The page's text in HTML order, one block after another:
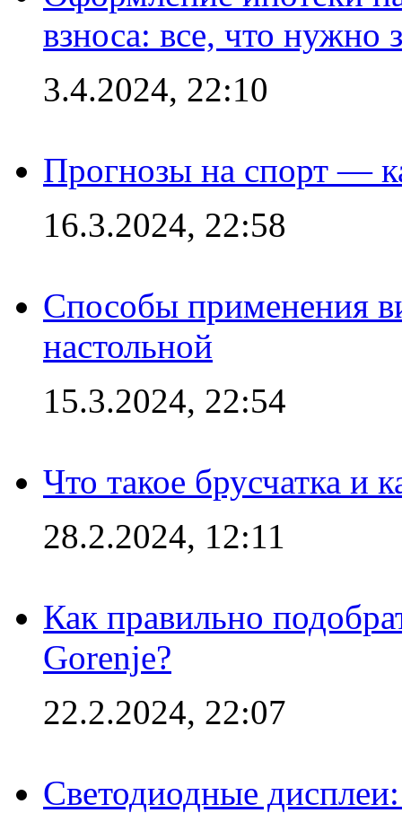
взноса: все, что нужно
3.4.2024, 22:10
Прогнозы на спорт —
16.3.2024, 22:58
Способы применения
настольной
15.3.2024, 22:54
Что такое брусчатка и
28.2.2024, 12:11
Как правильно
Gorenje?
22.2.2024, 22:07
Светодиодные